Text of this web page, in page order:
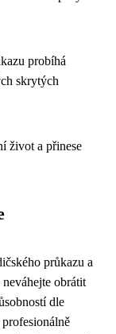
probíhá
skrytých
život a přinese
průkazu a
obrátit
dle